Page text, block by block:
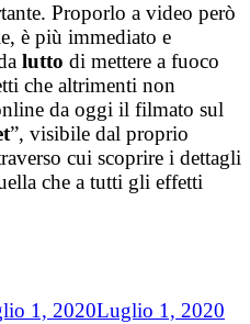
Proporlo a video però
è più immediato e
lutto di mettere a fuoco
che altrimenti non
da oggi il filmato sul
”, visibile dal proprio
cui scoprire i dettagli
che a tutti gli effetti
1, 2020Luglio 1, 2020